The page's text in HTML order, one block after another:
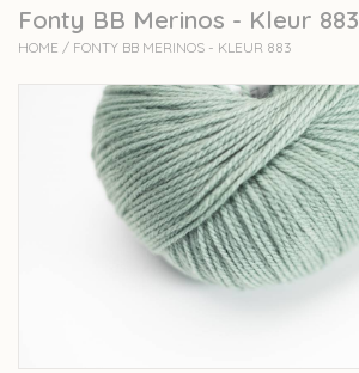
Accessoires
Cadeaubon
Fonty BB Merinos - Kleur 883
HOME / FONTY BB MERINOS - KLEUR 883